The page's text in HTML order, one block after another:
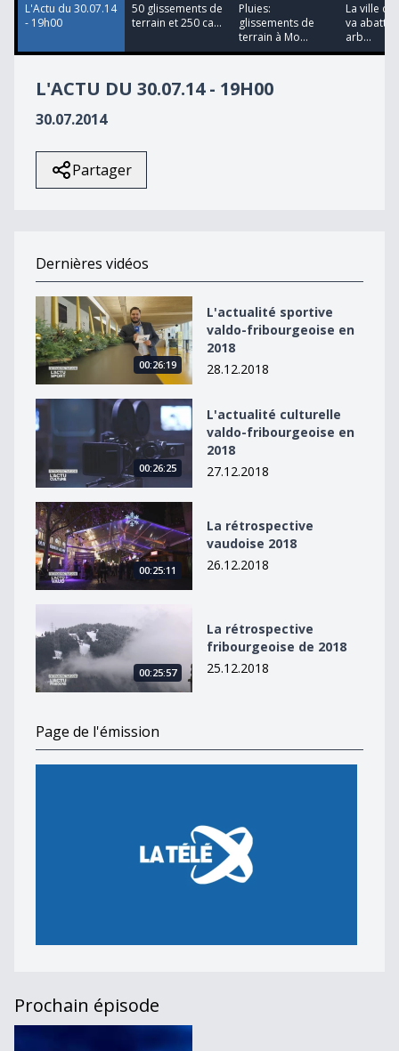
L'Actu du 30.07.14
- 19h00
50 glissements de
terrain et 250 ca...
Pluies:
glissements de
terrain à Mo...
La ville de
va abattre
arb...
L'ACTU DU 30.07.14 - 19H00
30.07.2014
Partager
Dernières vidéos
L&#039;actualité sportive valdo-fribourgeoise en 2018
00:26:19
L'actualité sportive
valdo-fribourgeoise en
2018
28.12.2018
L&#039;actualité culturelle valdo-fribourgeoise en
00:26:25
L'actualité culturelle
valdo-fribourgeoise en
2018
27.12.2018
La rétrospective vaudoise 2018
00:25:11
La rétrospective
vaudoise 2018
26.12.2018
00:25:57
La rétrospective
fribourgeoise de 2018
25.12.2018
Page de l'émission
Prochain épisode
L&#039;Actu du 04.08.14 - 19h00